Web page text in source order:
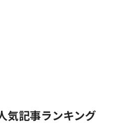
気記事ランキング